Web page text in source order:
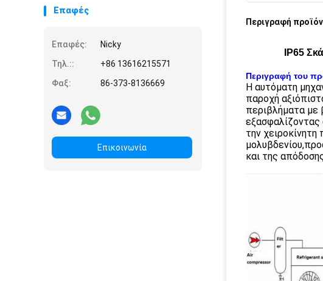
Επαφές
Επαφές:
Nicky
Τηλ.::
+86 13616215571
Φαξ:
86-373-8136669
Επικοινωνία
Περιγραφή
IP65
Περιγραφή του
Η αυτόματη
παροχή
περιβλήματα με
εξασφαλίζοντας
την
και της